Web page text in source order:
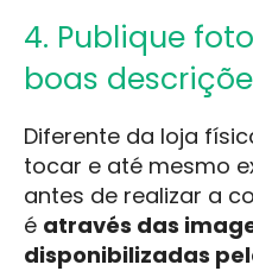
4. Publique
boas
Diferente da loja
tocar e até mesmo
antes de realizar a
é através das
disponibilizadas